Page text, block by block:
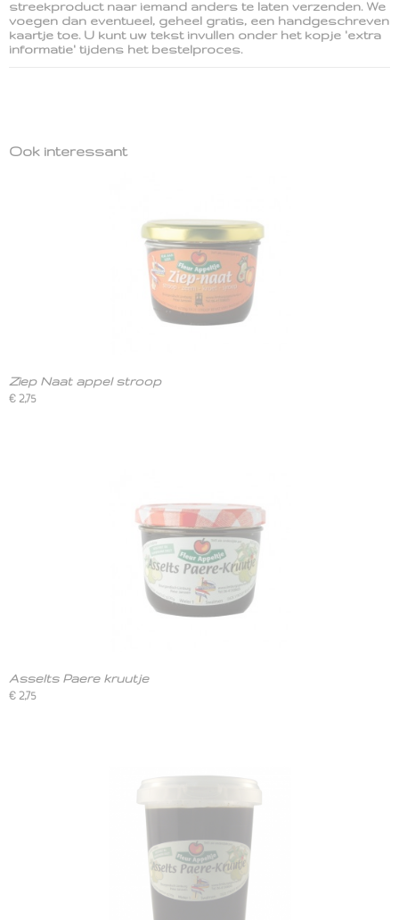
streekproduct naar iemand anders te laten verzenden. We
voegen dan eventueel, geheel gratis, een handgeschreven
kaartje toe. U kunt uw tekst invullen onder het kopje 'extra
informatie' tijdens het bestelproces.
Ook interessant
Ziep Naat appel stroop
€ 2,75
Asselts Paere kruutje
€ 2,75